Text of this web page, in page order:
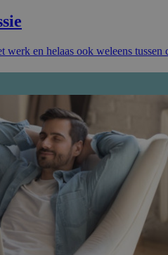
werk en helaas ook weleens